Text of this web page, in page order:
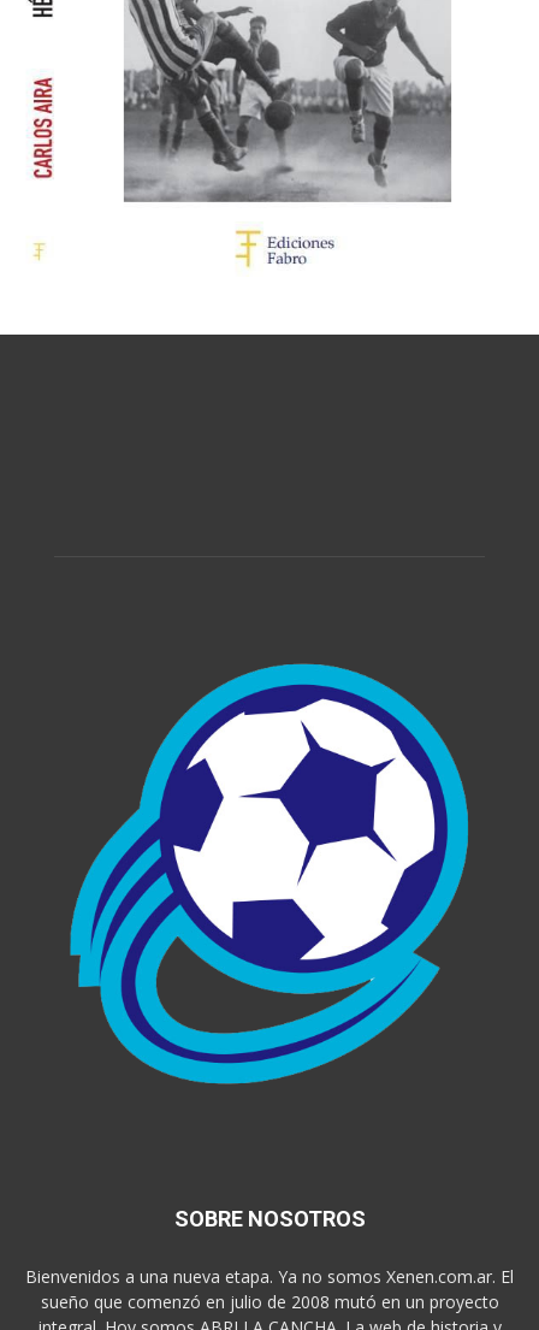
SOBRE NOSOTROS
Bienvenidos a una nueva etapa. Ya no somos Xenen.com.ar. El
sueño que comenzó en julio de 2008 mutó en un proyecto